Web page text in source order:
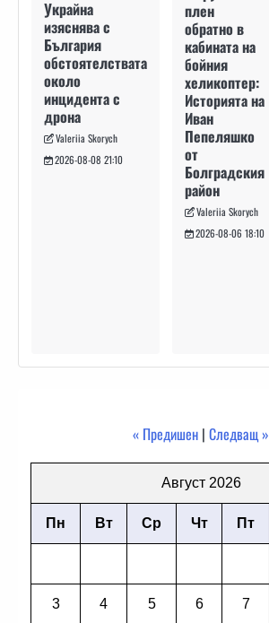
Украйна
изяснява с
България
обстоятелствата
около
инцидента с
дрона
Valeriia Skorych
2026-08-08 21:10
плен
обратно в
кабината на
бойния
хеликоптер:
Историята на
Иван
Пепеляшко
от
Болградския
район
Valeriia Skorych
2026-08-06 18:10
« Предишен | Следващ »
Август 2026
Пн Вт Ср Чт Пт
3 4 5 6 7